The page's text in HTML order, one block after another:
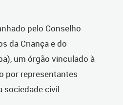
pelo Conselho
da Criança e do
um órgão vinculado à
por representantes
sociedade civil.